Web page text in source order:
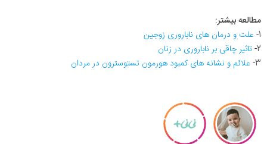
مطالعه بیشتر:
1- علت و درمان های ناباروری زوجین
2- تاثیر چاقی بر ناباروری در زنان
3- علائم و نشانه های کمبود هورمون تستوسترون در مردان